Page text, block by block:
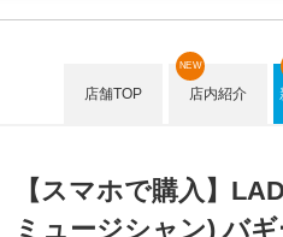
店舗TOP 店内紹介
NEW
【スマホで購入】
ミュージシャン) バ